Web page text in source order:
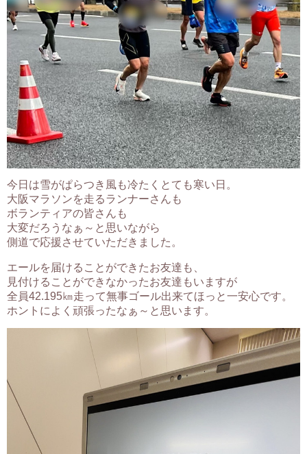
今日は雪がぱらつき風も冷たくとても寒い日。
大阪マラソンを走るランナーさんも
ボランティアの皆さんも
大変だろうなぁ～と思いながら
側道で応援させていただきました。
エールを届けることができたお友達も、
見付けることができなかったお友達もいますが
全員42.195㎞走って無事ゴール出来てほっと一安心です。
ホントによく頑張ったなぁ～と思います。